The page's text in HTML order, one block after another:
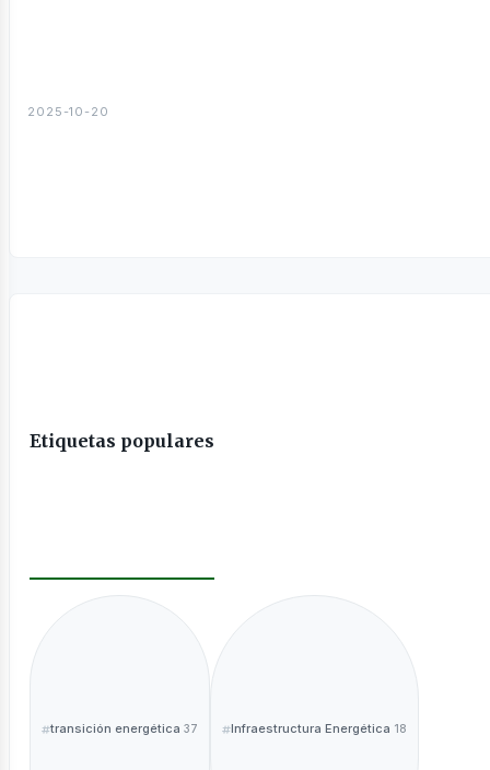
2025-10-20
Etiquetas populares
transición energética 37 Infraestructura Energética 18